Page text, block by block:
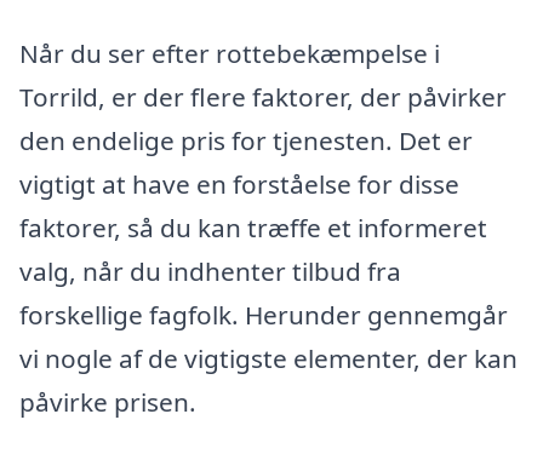
Når du ser efter rottebekæmpelse i
Torrild, er der flere faktorer, der påvirker
den endelige pris for tjenesten. Det er
vigtigt at have en forståelse for disse
faktorer, så du kan træffe et informeret
valg, når du indhenter tilbud fra
forskellige fagfolk. Herunder gennemgår
vi nogle af de vigtigste elementer, der kan
påvirke prisen.